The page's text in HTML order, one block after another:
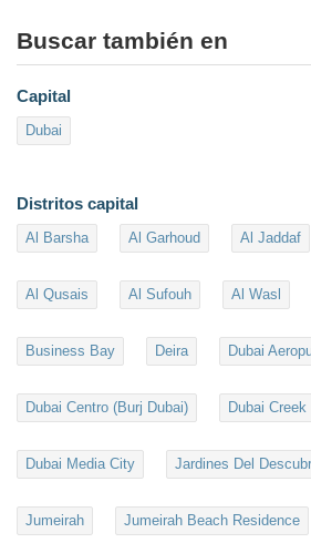
Buscar también en
Capital
Dubai
Distritos capital
Al Barsha Al Garhoud Al Jaddaf
Al Qusais Al Sufouh Al Wasl
Business Bay Deira Dubai
Dubai Centro (Burj Dubai) Dubai Creek
Dubai Media City Jardines Del
Jumeirah Jumeirah Beach Residence